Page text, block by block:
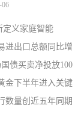
06
定义家庭智能
进出口总额同比增
债买卖净投放100
金下半年进入关键
数量创近五年同期